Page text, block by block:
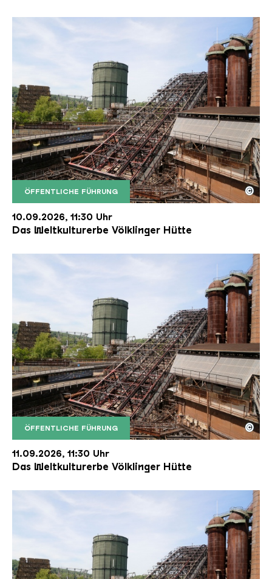
ÖFFENTLICHE FÜHRUNG
Der Erzschrägaufzug der Völklinger Hütte mit
Copyright: Weltkulturerbe Völklinger Hütte | Karl
©
10.09.2026, 11:30 Uhr
Das Weltkulturerbe Völklinger Hütte
ÖFFENTLICHE FÜHRUNG
Der Erzschrägaufzug der Völklinger Hütte mit
Copyright: Weltkulturerbe Völklinger Hütte | Karl
©
11.09.2026, 11:30 Uhr
Das Weltkulturerbe Völklinger Hütte